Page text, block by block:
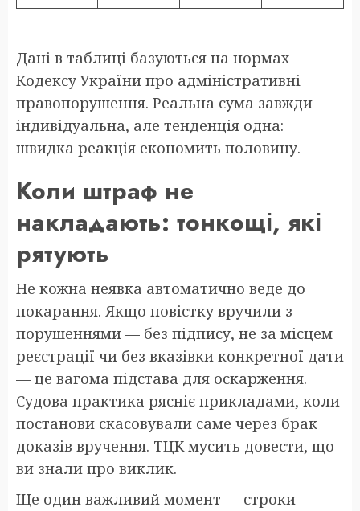
Дані в таблиці базуються на нормах
Кодексу України про адміністративні
правопорушення. Реальна сума завжди
індивідуальна, але тенденція одна:
швидка реакція економить половину.
Коли штраф не
накладають: тонкощі, які
рятують
Не кожна неявка автоматично веде до
покарання. Якщо повістку вручили з
порушеннями — без підпису, не за місцем
реєстрації чи без вказівки конкретної дати
— це вагома підстава для оскарження.
Судова практика рясніє прикладами, коли
постанови скасовували саме через брак
доказів вручення. ТЦК мусить довести, що
ви знали про виклик.
Ще один важливий момент — строки